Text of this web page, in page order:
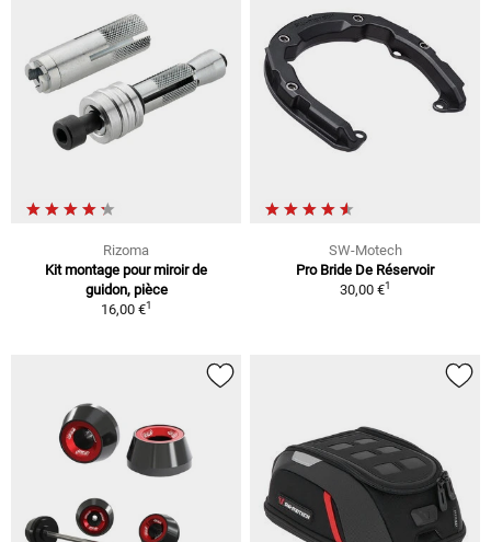
Rizoma
Kit montage pour miroir de
guidon, pièce
16,00 €1
SW-Motech
Pro Bride De Réservoir
30,00 €1